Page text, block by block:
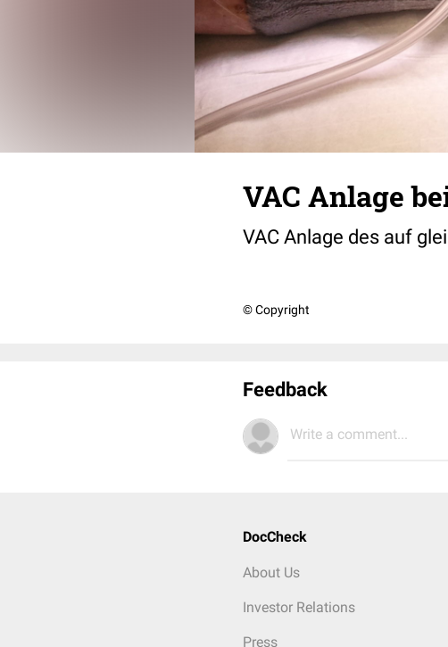
VAC Anlage
VAC Anlage des auf
© Copyright
Feedback
Write a comment...
DocCheck
About Us
Investor Relations
Press